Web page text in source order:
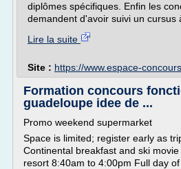
diplômes spécifiques. Enfin les
demandent d'avoir suivi un cursus
Lire la suite
Site : https://www.espace-
Formation concours
guadeloupe idee de ...
Promo weekend supermarket
Space is limited; register early as
Continental breakfast and ski
resort 8:40am to 4:00pm Full day